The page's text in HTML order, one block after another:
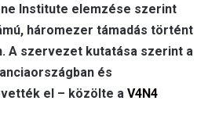
Institute elemzése szerint
háromezer támadás történt
A szervezet kutatása szerint a
és
el – közölte a V4N4